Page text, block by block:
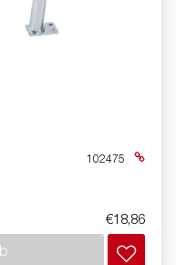
102475
€18,86